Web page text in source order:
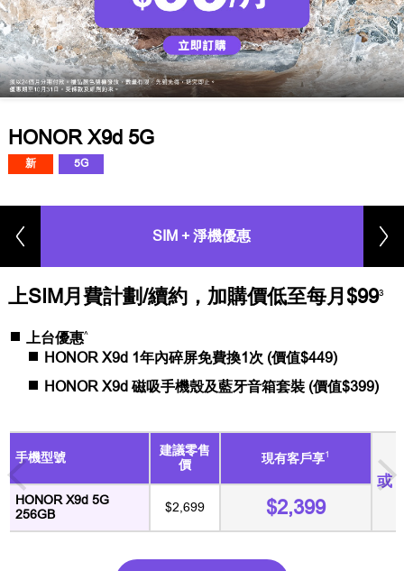
HONOR X9d 5G
新 5G
SIM + 淨機優惠
上SIM月費計劃/續約，加購價低至每月$993
上台優惠^
HONOR X9d 1年內碎屏免費換1次 (價值$449)
HONOR X9d 磁吸手機殼及藍牙音箱套裝 (價值$399)
手機型號
建議零售
價
現有客戶享1
或
HONOR X9d 5G
256GB
$2,699 $2,399